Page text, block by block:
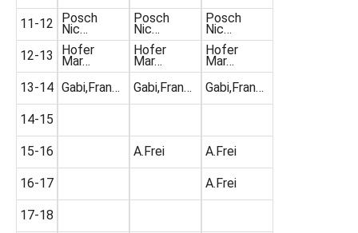
11-12
12-13
13-14
14-15
15-16
16-17
17-18
Posch
Nic…
Hofer
Mar…
Gabi,Fran…
Posch
Nic…
Hofer
Mar…
Gabi,Fran…
A.Frei
Posch
Nic…
Hofer
Mar…
Gabi,Fran…
A.Frei
A.Frei